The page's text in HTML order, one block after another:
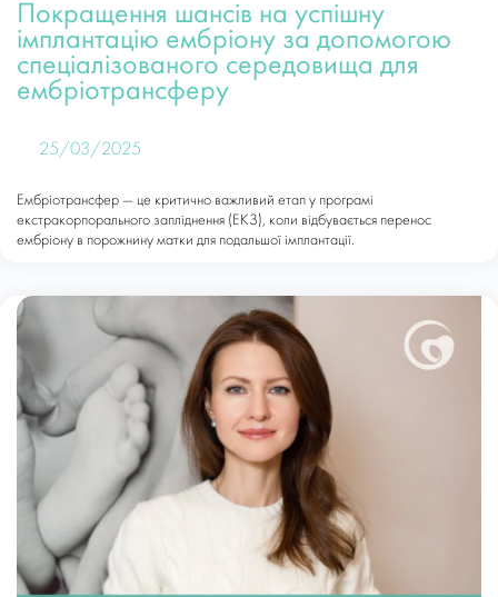
Покращення шансів на успішну
імплантацію ембріону за допомогою
спеціалізованого середовища для
ембріотрансферу
25/03/2025
Ембріотрансфер — це критично важливий етап у програмі
екстракорпорального запліднення (ЕКЗ), коли відбувається перенос
ембріону в порожнину матки для подальшої імплантації.